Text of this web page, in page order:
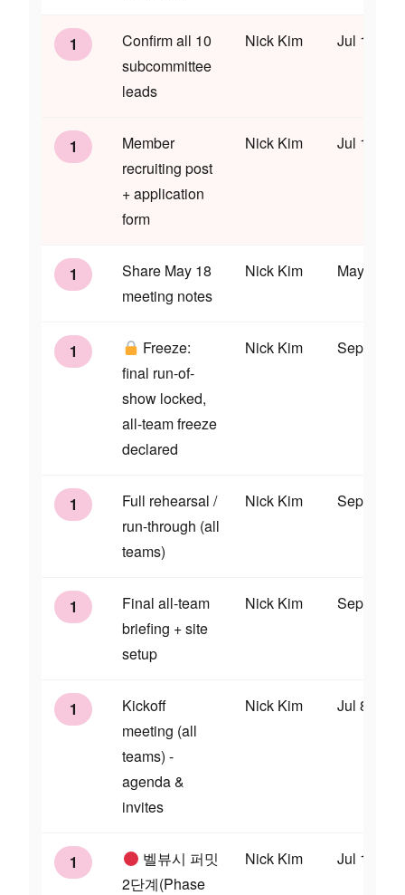
1
Confirm all 10
subcommittee
leads
Nick Kim Jul 15
1
Member
recruiting post
+ application
form
Nick Kim Jul 10
1
Share May 18
meeting notes
Nick Kim May 22
1
Freeze:
final run-of-
show locked,
all-team freeze
declared
Nick Kim Sep 12
1
Full rehearsal /
run-through (all
teams)
Nick Kim Sep 19
1
Final all-team
briefing + site
setup
Nick Kim Sep 25
1
Kickoff
meeting (all
teams) -
agenda &
invites
Nick Kim Jul 8
1
벨뷰시 퍼밋
2단계(Phase
Nick Kim Jul 16